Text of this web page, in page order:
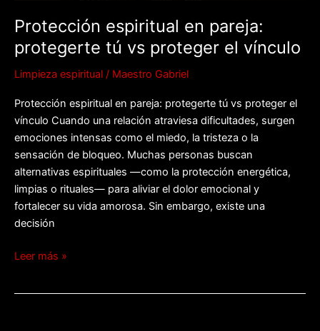
Protección espiritual en pareja:
protegerte tú vs proteger el vínculo
Limpieza espiritual / Maestro Gabriel
Protección espiritual en pareja: protegerte tú vs proteger el
vínculo Cuando una relación atraviesa dificultades, surgen
emociones intensas como el miedo, la tristeza o la
sensación de bloqueo. Muchas personas buscan
alternativas espirituales —como la protección energética,
limpias o rituales— para aliviar el dolor emocional y
fortalecer su vida amorosa. Sin embargo, existe una
decisión
Leer más »